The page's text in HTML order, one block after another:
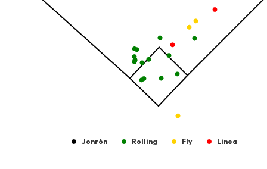
Jonrón Rolling Fly Linea